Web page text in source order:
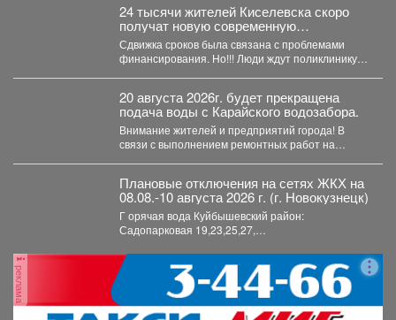
24 тысячи жителей Киселевска скоро
получат новую современную
поликлинику.
Сдвижка сроков была связана с проблемами
финансирования. Но!!! Люди ждут поликлинику,
20 августа 2026г. будет прекращена
подача воды с Карайского водозабора.
Внимание жителей и предприятий города! В
связи с выполнением ремонтных работ на
Плановые отключения на сетях ЖКХ на
08.08.-10 августа 2026 г. (г. Новокузнецк)
Г орячая вода Куйбышевский район:
Садопарковая 19,23,25,27,
реклама